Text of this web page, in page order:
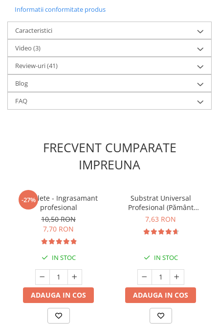
Informatii conformitate produs
Caracteristici
Video (3)
Review-uri(41)
Blog
FAQ
FRECVENT CUMPARATE
IMPREUNA
-27%
5 Tablete - Ingrasamant
profesional
10,50 RON
7,70 RON
IN STOC
ADAUGA IN COS
Substrat Universal
Profesional (Pământ
Premium) - 5 L
7,63 RON
IN STOC
ADAUGA IN COS